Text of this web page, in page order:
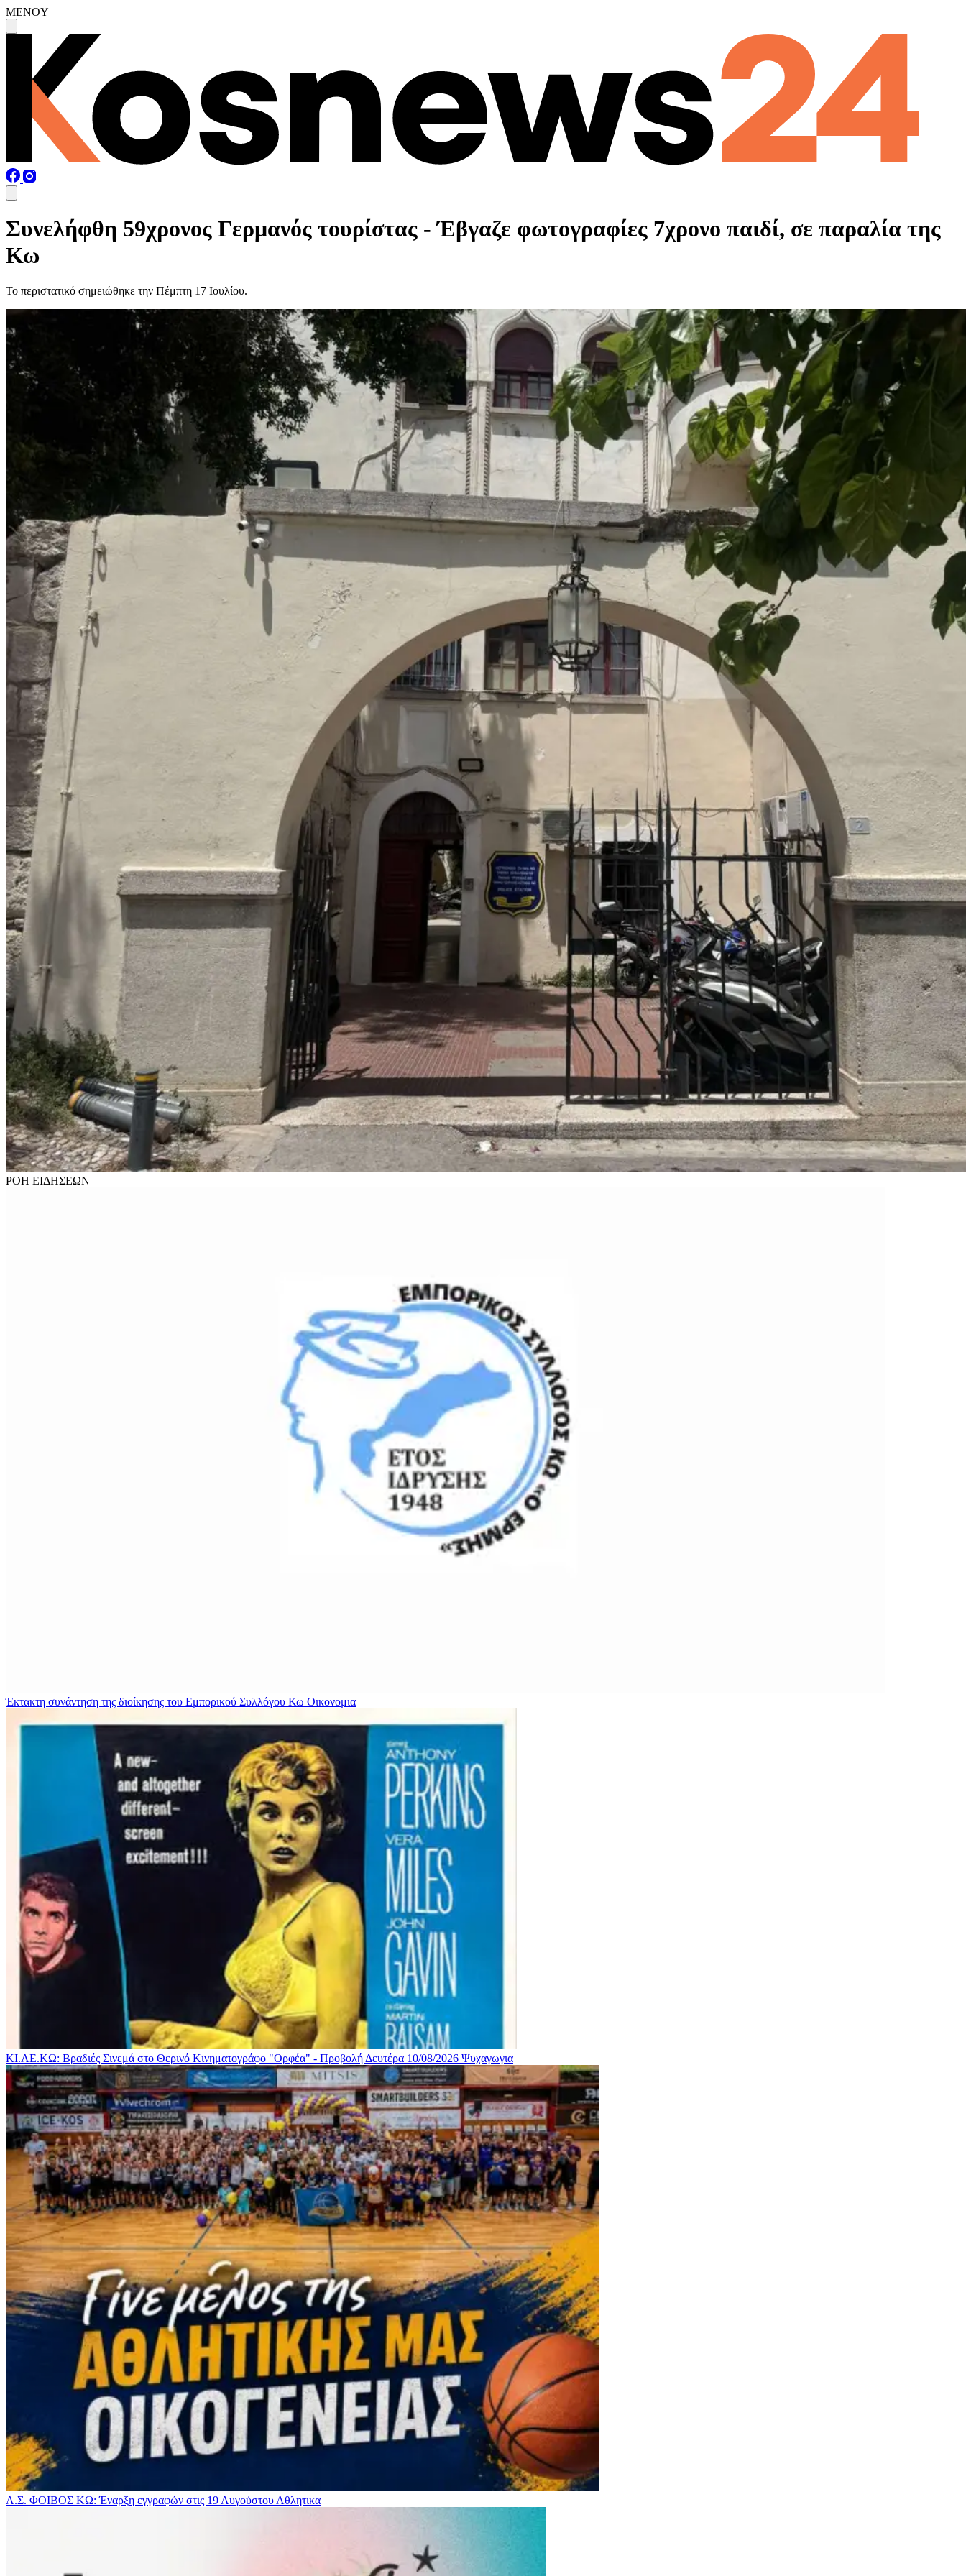
MENOY
Συνελήφθη 59χρονος Γερμανός τουρίστας - Έβγαζε φωτογραφίες 7χρονο παιδί, σε παραλία της
Κω
Το περιστατικό σημειώθηκε την Πέμπτη 17 Ιουλίου.
ΡΟΗ ΕΙΔΗΣΕΩΝ
Έκτακτη συνάντηση της διοίκησης του Εμπορικού Συλλόγου Κω Οικονομια
ΚΙ.ΛΕ.ΚΩ: Βραδιές Σινεμά στο Θερινό Κινηματογράφο "Ορφέα" - Προβολή Δευτέρα 10/08/2026 Ψυχαγωγια
Α.Σ. ΦΟΙΒΟΣ ΚΩ: Έναρξη εγγραφών στις 19 Αυγούστου Αθλητικα